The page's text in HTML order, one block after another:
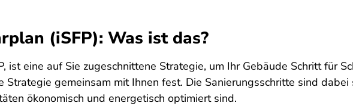
(iSFP): Was ist das?
ist eine auf Sie zugeschnittene Strategie, um Ihr Gebäude Schritt für
gemeinsam mit Ihnen fest. Die Sanierungsschritte sind
ökonomisch und energetisch optimiert sind.